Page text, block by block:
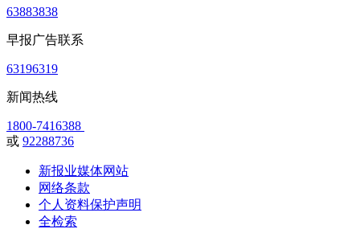
63883838
早报广告联系
63196319
新闻热线
1800-7416388
或 92288736
新报业媒体网站
网络条款
个人资料保护声明
全检索